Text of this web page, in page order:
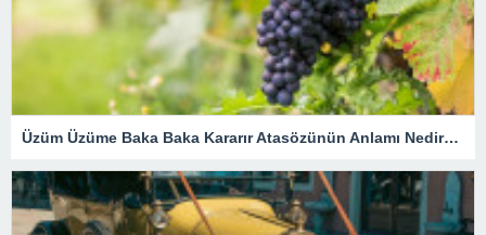
Üzüm Üzüme Baka Baka Kararır Atasözünün Anlamı Nedir? Kısaca Açıklaması Ve Örnek Cümle…